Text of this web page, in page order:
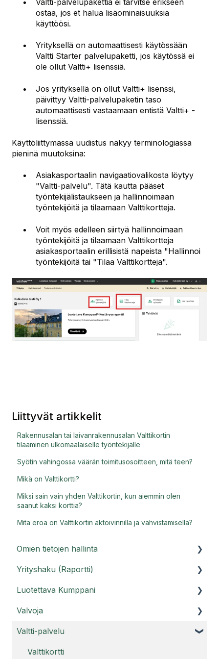
ostaa, jos et halua lisäominaisuuksia
käyttöösi.
Yrityksellä on automaattisesti käytössään
Valtti Starter palvelupaketti, jos käytössä ei
ole ollut Valtti+ lisenssiä.
Jos yrityksellä on ollut Valtti+ lisenssi,
päivittyy Valtti-palvelupaketin taso
automaattisesti vastaamaan entistä Valtti+ -
lisenssiä.
Käyttöliittymässä uudistus näkyy terminologiassa
pieninä muutoksina:
Asiakasportaalin navigaatiovalikosta löytyy
"Valtti-palvelu". Tätä kautta pääset
työntekijälistaukseen ja hallinnoimaan
työntekijöitä ja tilaamaan Valttikortteja.
Voit myös edelleen siirtyä hallinnoimaan
työntekijöitä ja tilaamaan Valttikortteja
asiakasportaalin erillisistä napeista "Hallinnoi
työntekijöitä tai "Tilaa Valttikortteja".
Liittyvät artikkelit
Rakennusalan tai laivanrakennusalan Valttikortin
tilaaminen ulkomaalaiselle työntekijälle
Syötin vahingossa väärän toimitusosoitteen, mitä teen?
Mikä on Valttikortti?
Miksi sain vain yhden Valttikortin, kun aiemmin olen
saanut kaksi korttia?
Mitä eroa on Valttikortin aktoivinnilla ja vahvistamisella?
Omien tietojen hallinta
Asiakasportaali
Käyttäjätunnukset
Usein kysyttyä tilistä
Yrityshaku (Raportti)
Raporttihaku ja Raportti PRO
Usein kysyttyä Raportti-palvelusta
Usein kysyttyä Raportti PRO:sta
Luotettava Kumppani
Luotettava Kumppani -palvelu
Luotettava Kumppani Kestävyysraportti
Luotettava Kumppani Legal compliance -
Valvoja
Valvoja-ohjeet
Usein kysyttyä Valvojasta
Valtti-palvelu
Valttikortti